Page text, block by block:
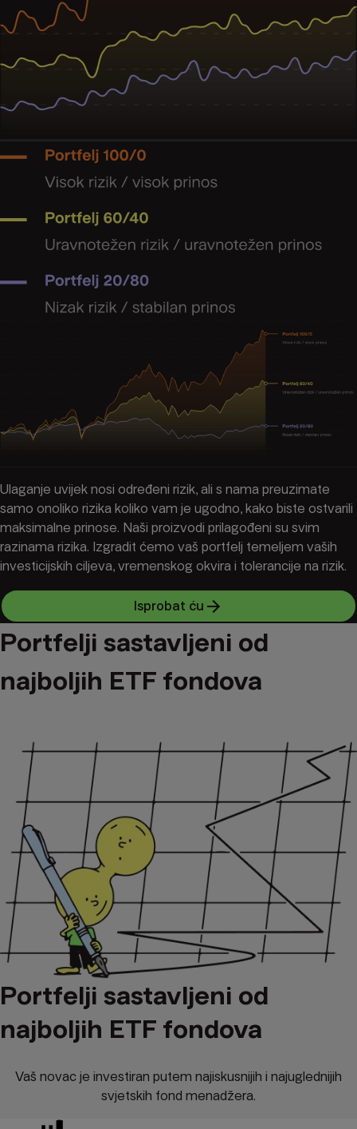
Ulaganje uvijek nosi određeni rizik, ali s nama preuzimate
samo onoliko rizika koliko vam je ugodno, kako biste ostvarili
maksimalne prinose. Naši proizvodi prilagođeni su svim
razinama rizika. Izgradit ćemo vaš portfelj temeljem vaših
investicijskih ciljeva, vremenskog okvira i tolerancije na rizik.
Isprobat ću
Portfelji sastavljeni od
najboljih ETF fondova
Portfelji sastavljeni od
najboljih ETF fondova
Vaš novac je investiran putem najiskusnijih i najuglednijih
svjetskih fond menadžera.